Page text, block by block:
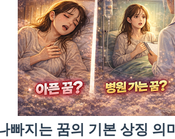
빠지는 꿈의 기본 상징 의미